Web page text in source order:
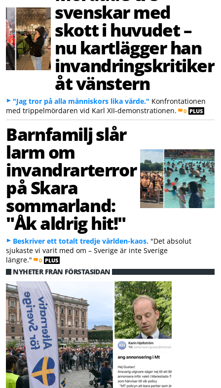
svenskar med
skott i huvudet –
nu kartlägger han
invandringskritiker
åt vänstern
"Jag tror på alla människors lika värde." Konfrontationen
med trippelmördaren vid Karl XII-demonstrationen.
0 PLUS
Barnfamilj slår
larm om
invandrarterror
på Skara
sommarland:
"Åk aldrig hit!"
Beskriver ett totalt tredje världen-kaos. "Det absolut
sjukaste vi varit med om – Sverige är inte Sverige
längre."
0 PLUS
NYHETER FRÅN FÖRSTASIDAN